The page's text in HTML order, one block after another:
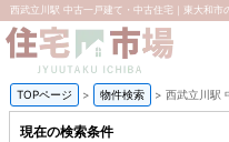
西武立川駅 中古一戸建て・中古住宅｜東大和市
TOPページ > 物件検索 > 西武立川駅
現在の検索条件